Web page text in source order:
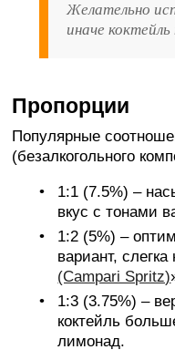
Желательно
иначе
Пропорции
Популярные
(безалкогольного
1:1 (7.5%) –
вкус с тонами
1:2 (5%) –
вариант,
(Campari Spritz)
1:3 (3.75%) –
коктейль
лимонад.